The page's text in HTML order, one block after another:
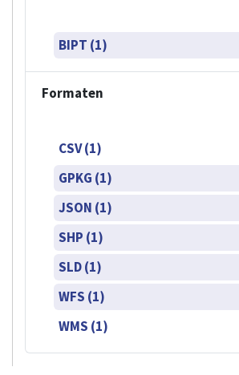
BIPT (1)
Formaten
CSV (1)
GPKG (1)
JSON (1)
SHP (1)
SLD (1)
WFS (1)
WMS (1)